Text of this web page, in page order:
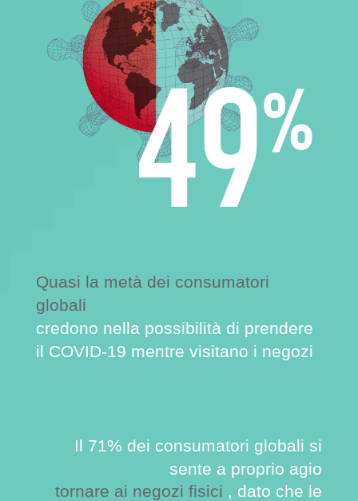
Quasi la metà dei consumatori
globali
credono nella possibilità di prendere
il COVID-19 mentre visitano i negozi
Il 71% dei consumatori globali si
sente a proprio agio
tornare ai negozi fisici , dato che le